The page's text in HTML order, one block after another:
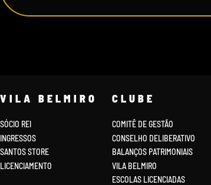
VILA BELMIRO
SÓCIO REI
INGRESSOS
SANTOS STORE
LICENCIAMENTO
CLUBE
COMITÊ DE GESTÃO
CONSELHO DELIBERATIVO
BALANÇOS PATRIMONIAIS
VILA BELMIRO
ESCOLAS LICENCIADAS